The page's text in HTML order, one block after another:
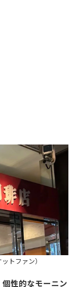
トファン）
性的なモーニン